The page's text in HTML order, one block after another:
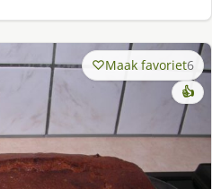
Maak favoriet6
👍